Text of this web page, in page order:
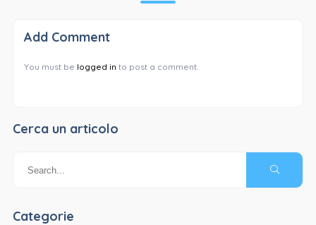
Add Comment
You must be logged in to post a comment.
Cerca un articolo
Categorie